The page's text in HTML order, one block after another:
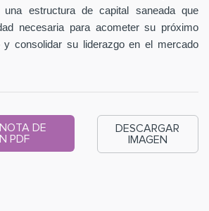
estructura de capital saneada que
necesaria para acometer su próximo
y consolidar su liderazgo en el mercado
DE
PDF
DESCARGAR
IMAGEN